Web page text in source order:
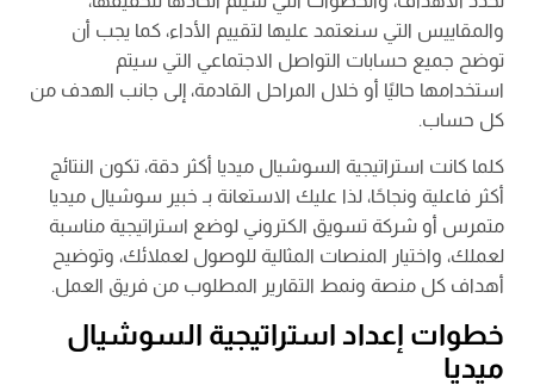
والمقاييس التي سنعتمد عليها لتقييم الأداء، كما يجب أن
توضح جميع حسابات التواصل الاجتماعي التي سيتم
استخدامها حاليًا أو خلال المراحل القادمة، إلى جانب الهدف من
كل حساب.
كلما كانت استراتيجية السوشيال ميديا أكثر دقة، تكون النتائج
أكثر فاعلية ونجاحًا، لذا عليك الاستعانة بـ خبير سوشيال ميديا
متمرس أو شركة تسويق الكتروني لوضع استراتيجية مناسبة
لعملك، واختيار المنصات المثالية للوصول لعملائك، وتوضيح
أهداف كل منصة ونمط التقارير المطلوب من فريق العمل.
خطوات إعداد استراتيجية السوشيال
ميديا